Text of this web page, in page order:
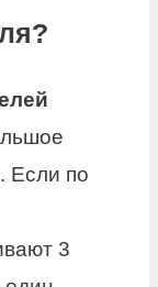
Если по
3